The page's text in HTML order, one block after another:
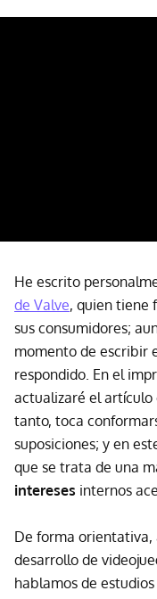
He escrito
de Valve, quien tiene
sus consumidores;
momento de escribir
respondido. En el
actualizaré el artículo
tanto, toca
suposiciones; y en
que se trata de una
intereses internos
De forma orientativa,
desarrollo de
hablamos de